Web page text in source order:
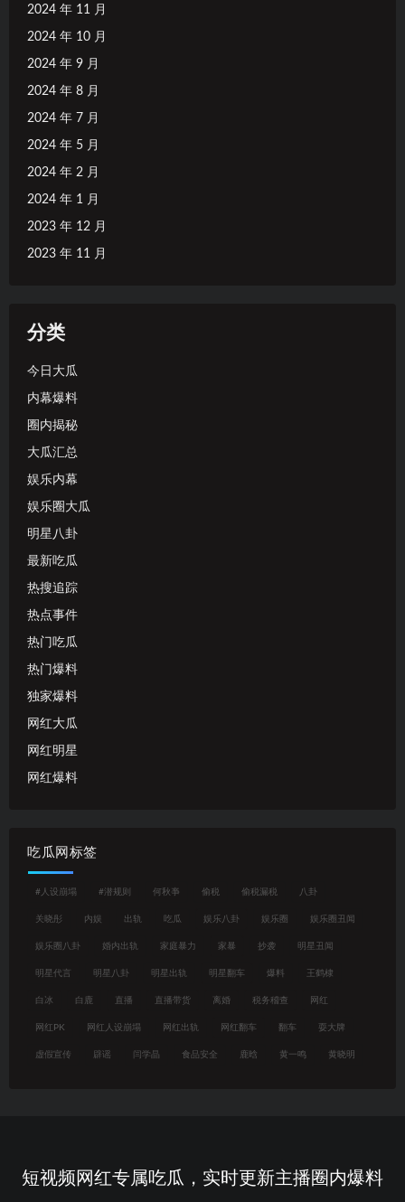
2024 年 11 月
2024 年 10 月
2024 年 9 月
2024 年 8 月
2024 年 7 月
2024 年 5 月
2024 年 2 月
2024 年 1 月
2023 年 12 月
2023 年 11 月
分类
今日大瓜
内幕爆料
圈内揭秘
大瓜汇总
娱乐内幕
娱乐圈大瓜
明星八卦
最新吃瓜
热搜追踪
热点事件
热门吃瓜
热门爆料
独家爆料
网红大瓜
网红明星
网红爆料
吃瓜网标签
#人设崩塌 #潜规则 何秋亊 偷税 偷税漏税 八卦
关晓彤 内娱 出轨 吃瓜 娱乐八卦 娱乐圈 娱乐圈丑闻
娱乐圈八卦 婚内出轨 家庭暴力 家暴 抄袭 明星丑闻
明星代言 明星八卦 明星出轨 明星翻车 爆料 王鹤棣
白冰 白鹿 直播 直播带货 离婚 税务稽查 网红
网红PK 网红人设崩塌 网红出轨 网红翻车 翻车 耍大牌
虚假宣传 辟谣 闫学晶 食品安全 鹿晗 黄一鸣 黄晓明
短视频网红专属吃瓜，实时更新主播圈内爆料